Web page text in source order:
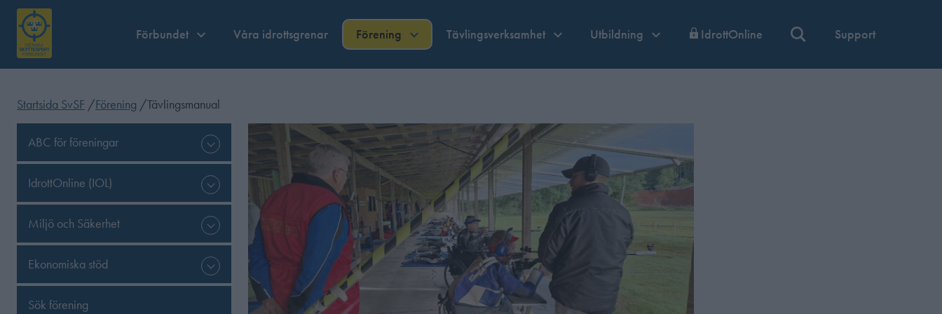
Förbundet Våra idrottsgrenar Förening Tävlingsverksamhet Utbildning IdrottOnline Support
Startsida SvSF /Förening /Tävlingsmanual
ABC för föreningar
IdrottOnline (IOL)
Miljö och Säkerhet
Ekonomiska stöd
Sök förening